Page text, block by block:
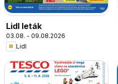
Lidl leták
03.08. - 09.08.2026
Lidl